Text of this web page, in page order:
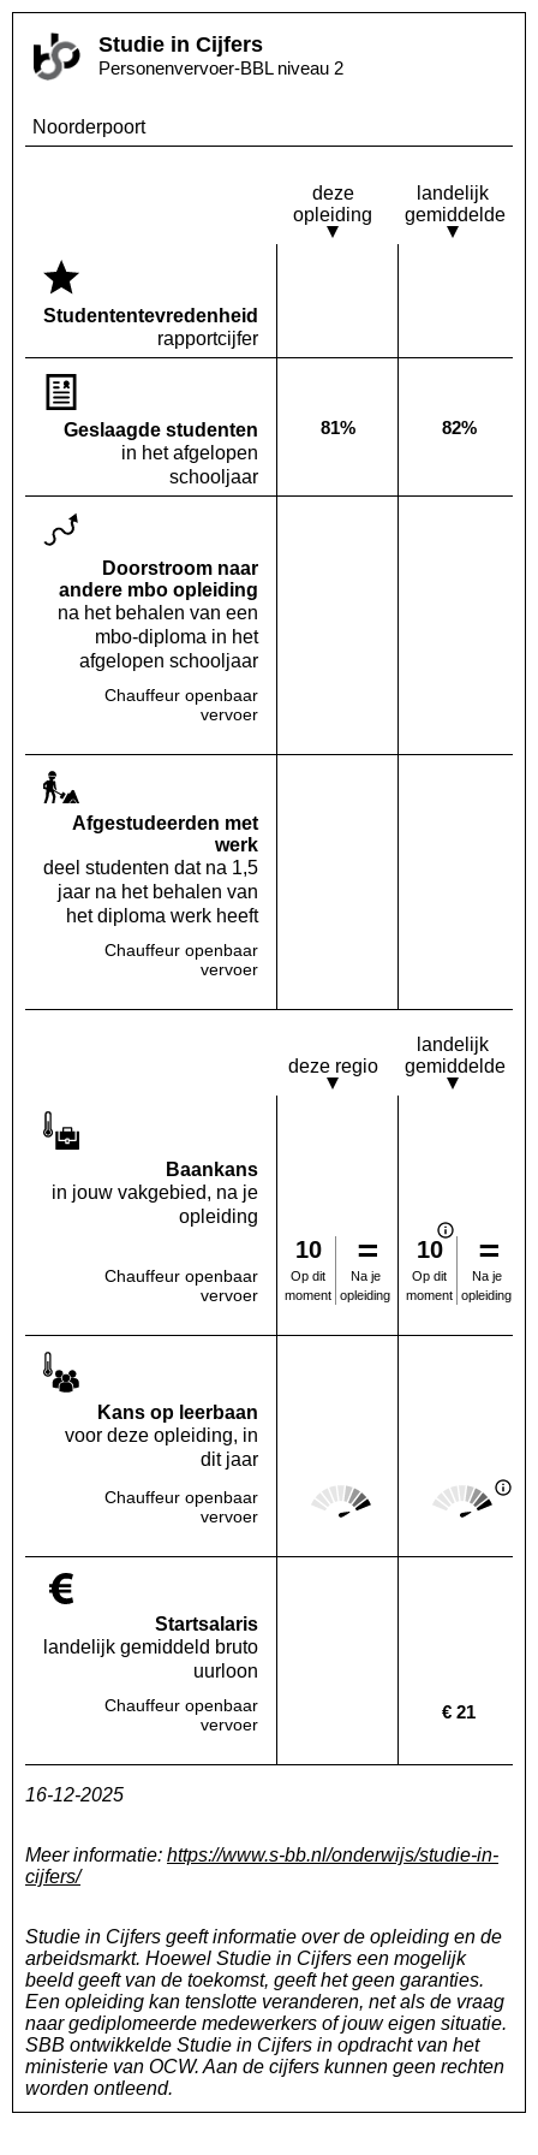
Studie in Cijfers
Personenvervoer-BBL niveau 2
Noorderpoort
deze
opleiding
landelijk
gemiddelde
Studenten­tevredenheid
rapportcijfer
Geslaagde studenten
in het afgelopen
schooljaar
Deze opleiding:
81% Landelijk
82%
Doorstroom naar
andere mbo opleiding
na het behalen van een
mbo-diploma in het
afgelopen schooljaar
Chauffeur openbaar
vervoer
Af­gestudeerden met
werk
deel studenten dat na 1,5
jaar na het behalen van
het diploma werk heeft
Chauffeur openbaar
vervoer
deze regio
landelijk
gemiddelde
Baankans
in jouw vakgebied, na je
opleiding
Chauffeur openbaar
vervoer
10
Op dit
moment
Na je
opleiding
10
Op dit
moment
Na je
opleiding
Kans op leerbaan
voor deze opleiding, in
dit jaar
Chauffeur openbaar
vervoer
Deze regio:
Score: 5 van 5
Landelijk
Score: 5 van
Startsalaris
landelijk gemiddeld bruto
uurloon
Chauffeur openbaar
vervoer
Geen waarde bekendLandelijk
€ 21
16-12-2025
Meer informatie: https://www.s-bb.nl/onderwijs/studie-in-
cijfers/
Studie in Cijfers geeft informatie over de opleiding en de
arbeidsmarkt. Hoewel Studie in Cijfers een mogelijk
beeld geeft van de toekomst, geeft het geen garanties.
Een opleiding kan tenslotte veranderen, net als de vraag
naar gediplomeerde medewerkers of jouw eigen situatie.
SBB ontwikkelde Studie in Cijfers in opdracht van het
ministerie van OCW. Aan de cijfers kunnen geen rechten
worden ontleend.